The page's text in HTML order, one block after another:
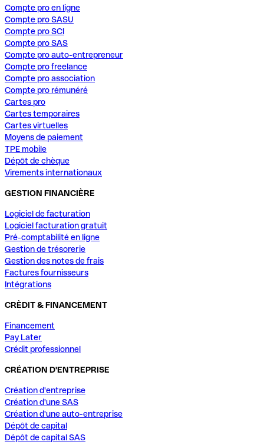
Compte pro en ligne
Compte pro SASU
Compte pro SCI
Compte pro SAS
Compte pro auto-entrepreneur
Compte pro freelance
Compte pro association
Compte pro rémunéré
Cartes pro
Cartes temporaires
Cartes virtuelles
Moyens de paiement
TPE mobile
Dépôt de chèque
Virements internationaux
GESTION FINANCIÈRE
Logiciel de facturation
Logiciel facturation gratuit
Pré-comptabilité en ligne
Gestion de trésorerie
Gestion des notes de frais
Factures fournisseurs
Intégrations
CRÈDIT & FINANCEMENT
Financement
Pay Later
Crédit professionnel
CRÉATION D'ENTREPRISE
Création d'entreprise
Création d'une SAS
Création d'une auto-entreprise
Dépôt de capital
Dépôt de capital SAS